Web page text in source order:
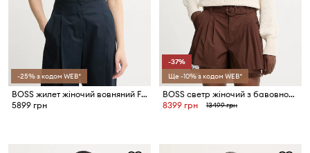
-25% з кодом WEB*
BOSS жилет жіночий вовняний Fipini
5899 грн
-37%
Ще -10% з кодом WEB*
BOSS светр жіночий з бавовною Fibiscus
8399 грн
13499 грн